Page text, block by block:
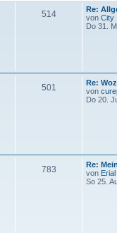
514
Re:
von City
Do 31.
501
Re:
von
Do 20.
783
Re:
von Erial
So 25.